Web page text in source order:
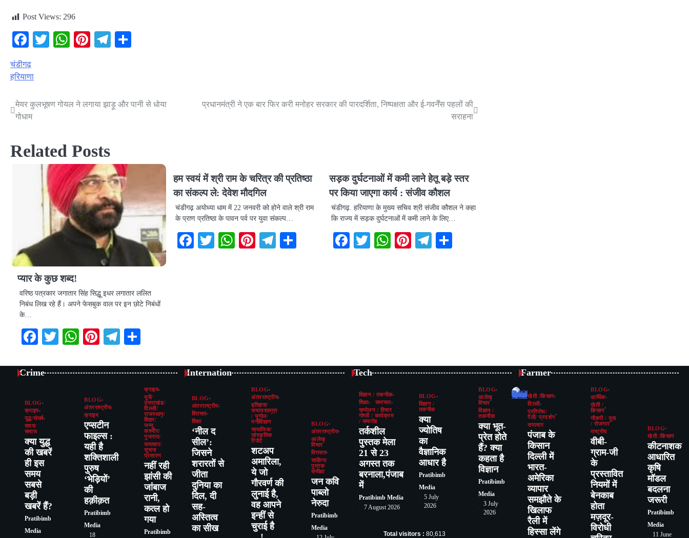
Post Views: 296
Facebook
TwitterWhatsApp
PinterestTelegram
चंडीगढ़
हरियाणा
Post
मेयर कुलभूषण गोयल ने लगाया झाड़ू और पानी से धोया
गोधाम
प्रधानमंत्री ने एक बार फिर करी मनोहर सरकार की पारदर्शिता, निष्पक्षता और ई-गवर्नेंस पहलों की
सराहना
Related Posts
प्यार के कुछ शब्द!
वरिष्ठ पत्रकार जगातार सिंह सिद्धू इधर लगातार ललित
निबंध लिख रहे हैं। अपने फेसबुक वाल पर इन छोटे निबंधों
के…
Facebook
TwitterWhatsApp
PinterestTelegram
हम स्वयं में श्री राम के चरित्र की प्रतिष्ठा
का संकल्प ले: देवेश मौदगिल
चंडीगढ़ अयोध्या धाम में 22 जनवरी को होने वाले श्री राम
के प्राण प्रतिष्ठा के पावन पर्व पर युवा संकल्प…
Facebook
TwitterWhatsApp
PinterestTelegram
सड़क दुर्घटनाओं में कमी लाने हेतू बड़े स्तर
पर किया जाएगा कार्य : संजीव कौशल
चंडीगढ़. हरियाणा के मुख्य सचिव श्री संजीव कौशल ने कहा
कि राज्य में सड़क दुर्घटनाओं में कमी लाने के लिए…
Facebook
TwitterWhatsApp
PinterestTelegram
Crime
BLOG
क्राइम
युद्ध/संघर्ष
समय/
समाज
क्या युद्ध
की खबरें
ही इस
समय
सबसे
बड़ी
खबरें हैं?
Pratibimb
Media
BLOG
अंतरराष्ट्रीय
क्राइम
एप्सटीन
फाइल्स :
यही है
शक्तिशाली
पुरुष
‘भेड़ियों’
की
हक़ीक़त
Pratibimb
Media
18
क्राइम
यूपी/
उत्तराखंड/
दिल्ली/
राजस्थान/
बिहार/
जम्मू
कश्मीर/
गुजरात/
समाचार/
सूचना
प्रसारण
नहीं रही
झांसी की
जांंबाज
रानी,
कत्‍ल हो
गया
Pratibimb
Internation
BLOG
अंतरराष्ट्रीय
विरासत
शिक्षा
‘नील द
सील’:
जिसने
शरारतों से
जीता
दुनिया का
दिल, दी
सह-
अस्तित्व
का सीख
BLOG
अंतरराष्ट्रीय
इतिहास/
समाजशास्त्र
/ भूगोल/
मनोविज्ञान
सामाजिक/
सांस्कृतिक
रिपोर्ट
शटअप
अमारिला,
ये जो
गौरवर्ण की
लुनाई है,
वह आपने
इन्हीं से
चुराई है
BLOG
अंतरराष्ट्रीय
आलेख
विचार
विरासत
साहित्य/
पुस्तक
समीक्षा
जन कवि
पाब्लो
नेरुदा
Pratibimb
Media
Tech
विज्ञान / तकनीक
शिक्षा
समाचार
सम्मेलन / विचार
गोष्ठी / कार्यक्रम
/ समारोह
तर्कशील
पुस्तक मेला
21 से 23
अगस्त तक
बरनाला,पंजाब
में
Pratibimb Media
7 August 2026
BLOG
विज्ञान /
तकनीक
क्या
ज्योतिष
का
वैज्ञानिक
आधार है
Pratibimb
Media
5 July
2026
BLOG
आलेख
विचार
विज्ञान /
तकनीक
क्या भूत-
प्रेत होते
हैं? क्या
कहता है
विज्ञान
Pratibimb
Media
3 July
2026
Total visitors : 80,613
Farmer
खेती /किसान
दिल्ली
प्रतिरोध/
रैली/ प्रदर्शन
समाचार
पंजाब के
किसान
दिल्ली में
भारत-
अमेरिका
व्यापार
समझौते के
खिलाफ
रैली में
हिस्सा लेंगे
BLOG
आर्थिक
खेती /
किसान
नौकरी / युवा
/ रोजगार
राष्ट्रीय
वीबी-
ग्राम-जी
के
प्रस्तावित
नियमों में
बेनकाब
होता
मज़दूर-
विरोधी
BLOG
खेती /किसान
कीटनाशक
आधारित
कृषि
मॉडल
बदलना
जरूरी
Pratibimb
Media
11 June